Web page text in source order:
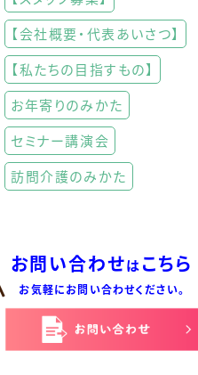
【会社概要・代表あいさつ】
【私たちの目指すもの】
お年寄りのみかた
セミナー講演会
訪問介護のみかた
お問い合わせはこちら
お気軽にお問い合わせください。